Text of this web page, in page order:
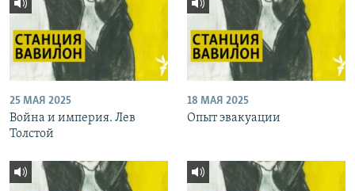
25 МАЯ 2025
Война и империя. Лев
Толстой
18 МАЯ 2025
Опыт эвакуации